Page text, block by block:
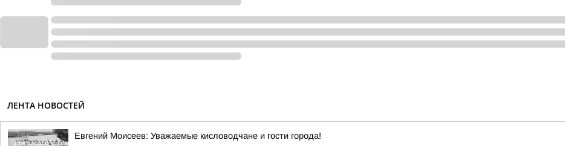
ЛЕНТА НОВОСТЕЙ
Евгений Моисеев: Уважаемые кисловодчане и гости города!